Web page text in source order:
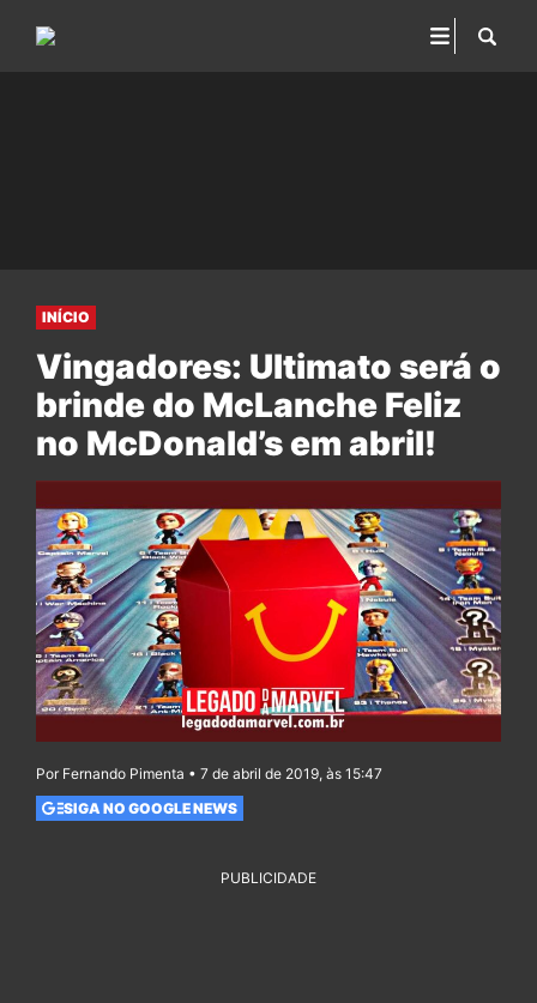
INÍCIO
Vingadores: Ultimato será o
brinde do McLanche Feliz
no McDonald’s em abril!
Por Fernando Pimenta • 7 de abril de 2019, às 15:47
SIGA NO GOOGLE NEWS
PUBLICIDADE